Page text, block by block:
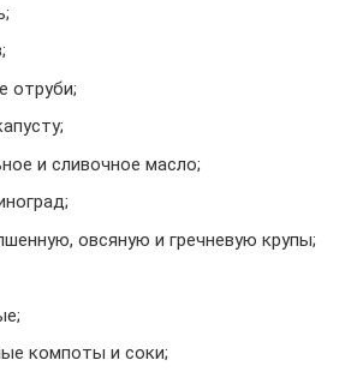
отруби;
и сливочное масло;
овсяную и гречневую крупы;
компоты и соки;